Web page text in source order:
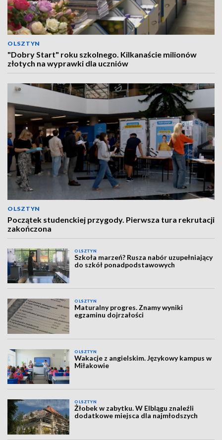
OLSZTYN
"Dobry Start" roku szkolnego. Kilkanaście milionów
złotych na wyprawki dla uczniów
OLSZTYN
Początek studenckiej przygody. Pierwsza tura rekrutacji
zakończona
OLSZTYN
Szkoła marzeń? Rusza nabór uzupełniający
do szkół ponadpodstawowych
OLSZTYN
Maturalny progres. Znamy wyniki
egzaminu dojrzałości
OLSZTYN
Wakacje z angielskim. Językowy kampus w
Miłakowie
OLSZTYN
Żłobek w zabytku. W Elblągu znaleźli
dodatkowe miejsca dla najmłodszych